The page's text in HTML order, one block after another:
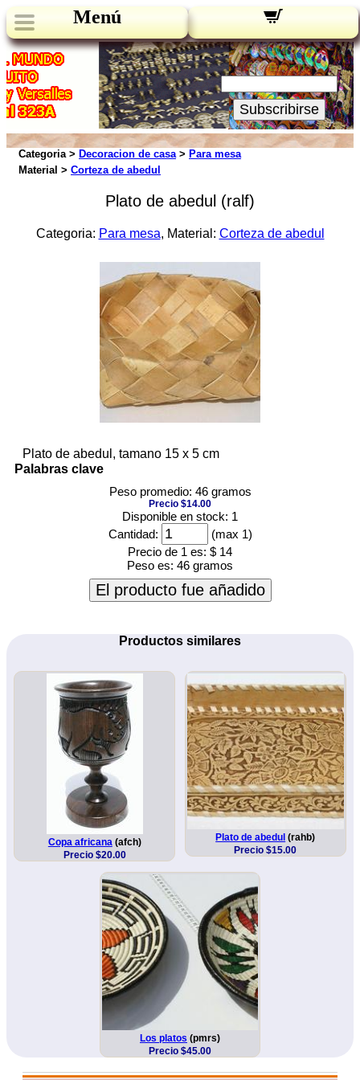
Menú
Novedades:
Su Email:
Subscribirse
Categoria > Decoracion de casa> Para mesa
Material > Corteza de abedul
Plato de abedul (ralf)
Categoria: Para mesa, Material: Corteza de abedul
Plato de abedul, tamano 15 x 5 cm
Palabras clave
Peso promedio: 46 gramos
Precio $14.00
Disponible en stock: 1
Cantidad:
(max 1)
Precio de 1 es: $ 14
Peso es: 46 gramos
El producto fue añadido
Productos similares
Copa africana (afch)
Precio $20.00
Plato de abedul (rahb)
Precio $15.00
Los platos (pmrs)
Precio $45.00